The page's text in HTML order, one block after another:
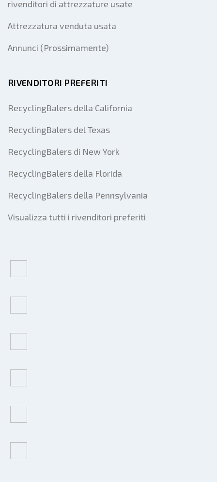
rivenditori di attrezzature usate
Attrezzatura venduta usata
Annunci (Prossimamente)
RIVENDITORI PREFERITI
RecyclingBalers della California
RecyclingBalers del Texas
RecyclingBalers di New York
RecyclingBalers della Florida
RecyclingBalers della Pennsylvania
Visualizza tutti i rivenditori preferiti